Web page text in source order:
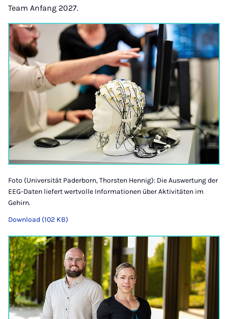
Team Anfang 2027.
Foto (Universität Paderborn, Thorsten Hennig): Die Auswertung der
EEG-Daten liefert wertvolle Informationen über Aktivitäten im
Gehirn.
Download (102 KB)